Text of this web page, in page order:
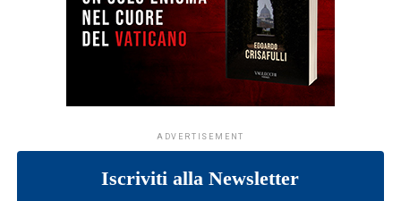
ADVERTISEMENT
Iscriviti alla Newsletter